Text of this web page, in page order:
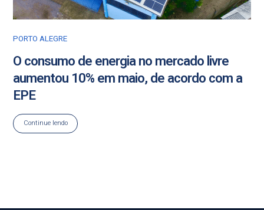
PORTO ALEGRE
O consumo de energia no mercado livre
aumentou 10% em maio, de acordo com a
EPE
Continue lendo